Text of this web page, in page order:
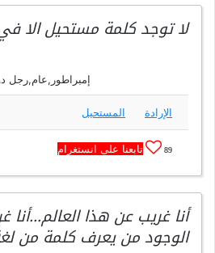
لا توجد كلمة مستحيل الا
إمبراطور,عام,رجل
الإرادة المستحيل
89 تابعنا على انستغرام
أنا غريب عن هذا
الوجود من يعرف كلمة من